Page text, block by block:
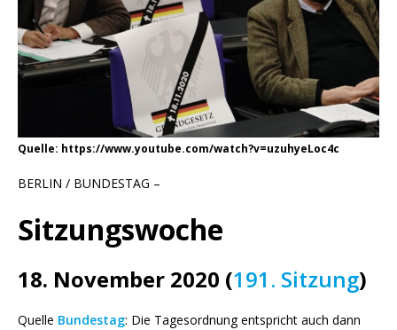
Quelle: https://www.youtube.com/watch?v=uzuhyeLoc4c
BERLIN / BUNDESTAG –
Sitzungswoche
18. November 2020 (191. Sitzung)
Quelle Bundestag: Die Tagesordnung entspricht auch dann